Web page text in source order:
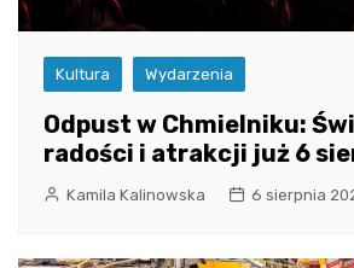
Kultura Wydarzenia
Odpust w Chmielniku:
radości i atrakcji już 6
Kamila Kalinowska 6 sierpnia